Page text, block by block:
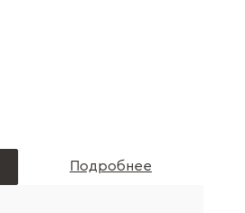
Подробнее